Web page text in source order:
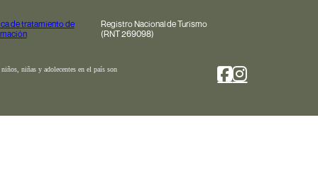
de tratamiento de
Registro Nacional de Turismo
(RNT 269098)
niñas y adolecentes en el país son